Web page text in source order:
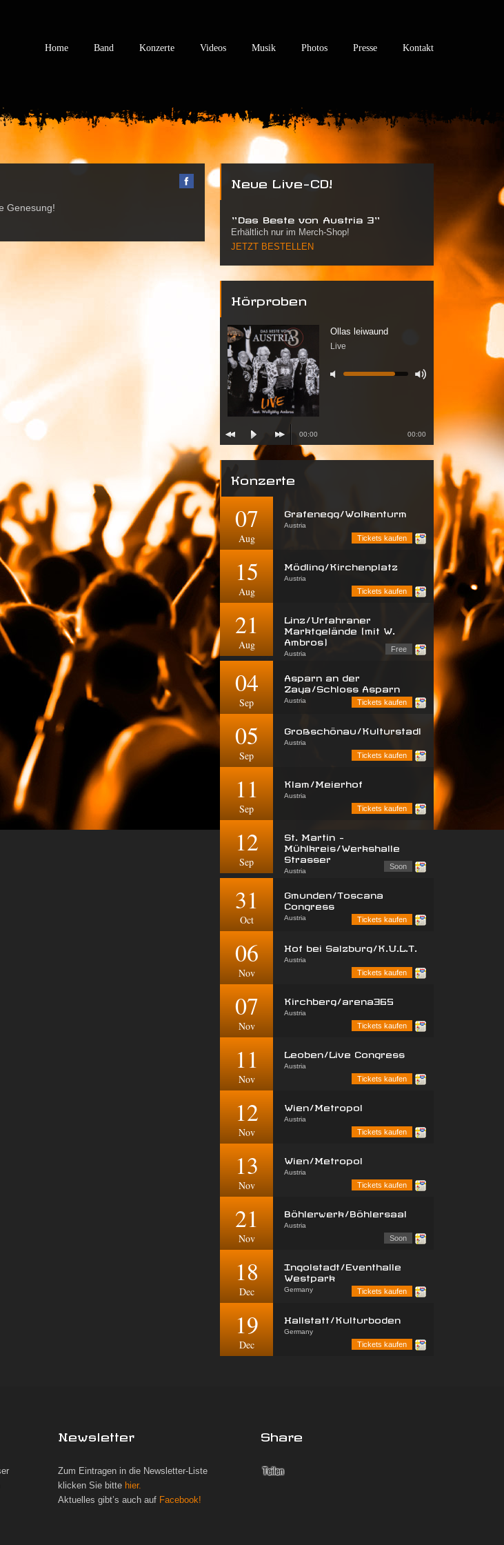
Home Band Konzerte Videos Musik Photos Presse Kontakt
Genesung!
Neue Live-CD!
"Das Beste von Austria 3"
Erhältlich nur im Merch-Shop!
JETZT BESTELLEN
Hörproben
Ollas leiwaund
Live
00:00 00:00
Konzerte
07
Aug
Grafenegg/Wolkenturm
Austria
Tickets kaufen
15
Aug
Mödling/Kirchenplatz
Austria
Tickets kaufen
21
Aug
Linz/Urfahraner
Marktgelände (mit W.
Ambros)
Austria
Free
04
Sep
Asparn an der
Zaya/Schloss Asparn
Austria
Tickets kaufen
05
Sep
Großschönau/Kulturstadl
Austria
Tickets kaufen
11
Sep
Klam/Meierhof
Austria
Tickets kaufen
12
Sep
St. Martin -
Mühlkreis/Werkshalle
Strasser
Austria
Soon
31
Oct
Gmunden/Toscana
Congress
Austria
Tickets kaufen
06
Nov
Hof bei Salzburg/K.U.L.T.
Austria
Tickets kaufen
07
Nov
Kirchberg/arena365
Austria
Tickets kaufen
11
Nov
Leoben/Live Congress
Austria
Tickets kaufen
12
Nov
Wien/Metropol
Austria
Tickets kaufen
13
Nov
Wien/Metropol
Austria
Tickets kaufen
21
Nov
Böhlerwerk/Böhlersaal
Austria
Soon
18
Dec
Ingolstadt/Eventhalle
Westpark
Germany
Tickets kaufen
19
Dec
Hallstatt/Kulturboden
Germany
Tickets kaufen
Newsletter
Zum Eintragen in die Newsletter-Liste
klicken Sie bitte hier.
Aktuelles gibt’s auch auf Facebook!
Share